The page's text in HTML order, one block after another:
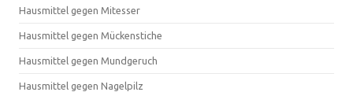
Hausmittel gegen Mitesser
Hausmittel gegen Mückenstiche
Hausmittel gegen Mundgeruch
Hausmittel gegen Nagelpilz